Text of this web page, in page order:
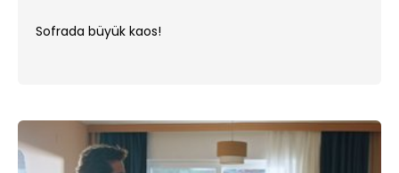
Sofrada büyük kaos!